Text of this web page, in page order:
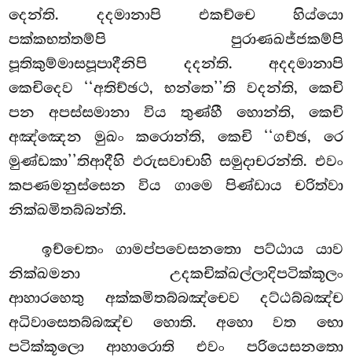
දෙන්ති. දදමානාපි එකච්චෙ හිය්යො
පක්කභත්තම්පි පුරාණඛජ්ජකම්පි
පූතිකුම්මාසපූපාදීනිපි දදන්ති. අදදමානාපි
කෙචිදෙව ‘‘අතිච්ඡථ, භන්තෙ’’ති වදන්ති, කෙචි
පන අපස්සමානා විය තුණ්හී හොන්ති, කෙචි
අඤ්ඤෙන මුඛං කරොන්ති, කෙචි ‘‘ගච්ඡ, රෙ
මුණ්ඩකා’’තිආදීහි ඵරුසවාචාහි සමුදාචරන්ති. එවං
කපණමනුස්සෙන විය ගාමෙ පිණ්ඩාය චරිත්වා
නික්ඛමිතබ්බන්ති.
ඉච්චෙතං ගාමප්පවෙසනතො පට්ඨාය යාව
නික්ඛමනා උදකචික්ඛල්ලාදිපටික්කූලං
ආහාරහෙතු අක්කමිතබ්බඤ්චෙව දට්ඨබ්බඤ්ච
අධිවාසෙතබ්බඤ්ච හොති. අහො වත භො
පටික්කූලො ආහාරොති එවං පරියෙසනතො